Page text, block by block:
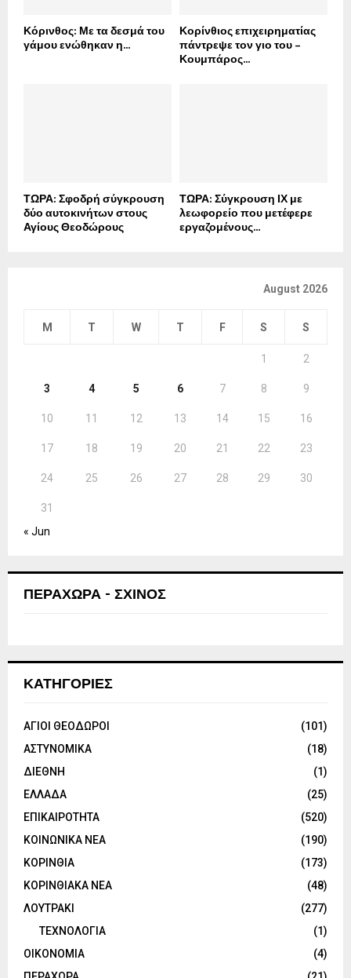
Κόρινθος: Με τα δεσμά του
γάμου ενώθηκαν η...
Κορίνθιος επιχειρηματίας
πάντρεψε τον γιο του –
Κουμπάρος...
ΤΩΡΑ: Σφοδρή σύγκρουση
δύο αυτοκινήτων στους
Αγίους Θεοδώρους
ΤΩΡΑ: Σύγκρουση ΙΧ με
λεωφορείο που μετέφερε
εργαζομένους...
August 2026
M T W T F S S
1 2
3 4 5 6 7 8 9
10 11 12 13 14 15 16
17 18 19 20 21 22 23
24 25 26 27 28 29 30
31
« Jun
ΠΕΡΑΧΩΡΑ - ΣΧΙΝΟΣ
ΚΑΤΗΓΟΡΙΕΣ
ΑΓΙΟΙ ΘΕΟΔΩΡΟΙ
(101)
ΑΣΤΥΝΟΜΙΚΑ
(18)
ΔΙΕΘΝΗ
(1)
ΕΛΛΑΔΑ
(25)
ΕΠΙΚΑΙΡΟΤΗΤΑ
(520)
ΚΟΙΝΩΝΙΚΑ ΝΕΑ
(190)
ΚΟΡΙΝΘΙΑ
(173)
ΚΟΡΙΝΘΙΑΚΑ ΝΕΑ
(48)
ΛΟΥΤΡΑΚΙ
(277)
ΤΕΧΝΟΛΟΓΙΑ
(1)
ΟΙΚΟΝΟΜΙΑ
(4)